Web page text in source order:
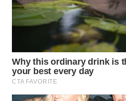
WN
WN
BINTAN
WN